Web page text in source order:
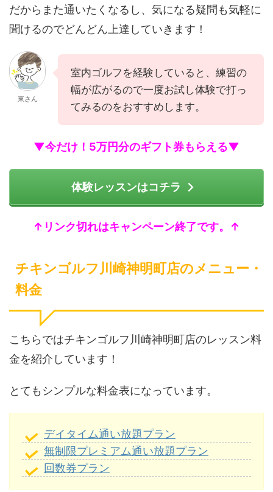
だからまた通いたくなるし、気になる疑問も気軽に
聞けるのでどんどん上達していきます！
東さん
室内ゴルフを経験していると、練習の
幅が広がるので一度お試し体験で打っ
てみるのをおすすめします。
▼今だけ！5万円分のギフト券もらえる▼
体験レッスンはコチラ
↑リンク切れはキャンペーン終了です。↑
チキンゴルフ川崎神明町店のメニュー・
料金
こちらではチキンゴルフ川崎神明町店のレッスン料
金を紹介しています！
とてもシンプルな料金表になっています。
デイタイム通い放題プラン
無制限プレミアム通い放題プラン
回数券プラン